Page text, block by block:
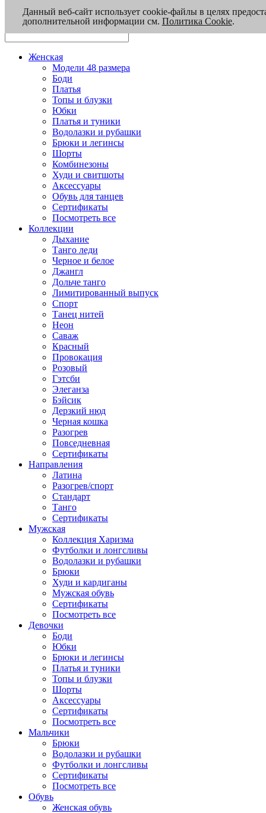
Женская
Модели 48 размера
Боди
Платья
Топы и блузки
Юбки
Платья и туники
Водолазки и рубашки
Брюки и легинсы
Шорты
Комбинезоны
Худи и свитшоты
Аксессуары
Обувь для танцев
Сертификаты
Посмотреть все
Коллекции
Дыхание
Танго леди
Черное и белое
Джангл
Дольче танго
Лимитированный выпуск
Спорт
Танец нитей
Неон
Саваж
Красный
Провокация
Розовый
Гэтсби
Элеганза
Бэйсик
Дерзкий нюд
Черная кошка
Разогрев
Повседневная
Сертификаты
Направления
Латина
Разогрев/спорт
Стандарт
Танго
Сертификаты
Мужская
Коллекция Харизма
Футболки и лонгсливы
Водолазки и рубашки
Брюки
Худи и кардиганы
Мужская обувь
Сертификаты
Посмотреть все
Девочки
Боди
Юбки
Брюки и легинсы
Платья и туники
Топы и блузки
Шорты
Аксессуары
Сертификаты
Посмотреть все
Мальчики
Брюки
Водолазки и рубашки
Футболки и лонгсливы
Сертификаты
Посмотреть все
Обувь
Женская обувь
Данный веб-сайт использует cookie-файлы в целях
дополнительной информации см. Политика Cookie.